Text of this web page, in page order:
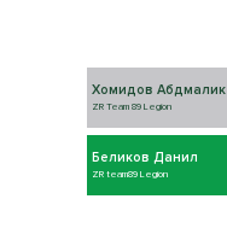
Хомидов Абдмалик
ZR Team 89 Legion
Беликов Данил
ZR team89 Legion